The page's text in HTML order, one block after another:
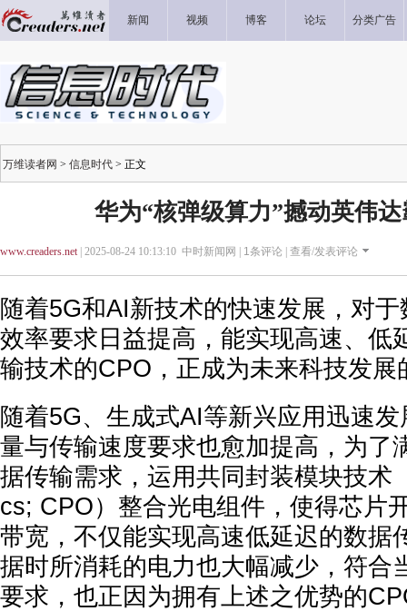
新闻 视频 博客 论坛 分类广告
万维读者网 > 信息时代 > 正文
华为“核弹级算力”撼动英伟
www.creaders.net| 2025-08-24 10:13:10 中时新闻网 | 1条评论 | 查看/发表评论
随着5G和AI新技术的快速发展，对
效率要求日益提高，能实现高速、低
输技术的CPO，正成为未来科技发展
随着5G、生成式AI等新兴应用迅速
量与传输速度要求也愈加提高，为了
据传输需求，运用共同封装模块技术
cs; CPO）整合光电组件，使得芯片
带宽，不仅能实现高速低延迟的数据
据时所消耗的电力也大幅减少，符合
要求，也正因为拥有上述之优势的